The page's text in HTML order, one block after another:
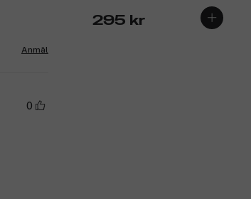
295 kr
Anmäl
0